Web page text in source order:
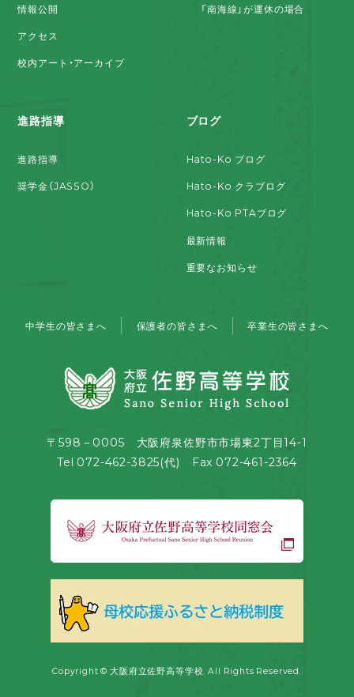
情報公開
アクセス
校内アート・アーカイブ
「南海線」が運休の場合
進路指導
進路指導
奨学金（JASSO）
ブログ
Hato-Ko ブログ
Hato-Ko クラブログ
Hato-Ko PTAブログ
最新情報
重要なお知らせ
中学生の皆さまへ 保護者の皆さまへ 卒業生の皆さまへ
〒598－0005 大阪府泉佐野市市場東2丁目14-1
Tel 072-462-3825(代) Fax 072-461-2364
Copyright © 大阪府立佐野高等学校. All Rights Reserved.